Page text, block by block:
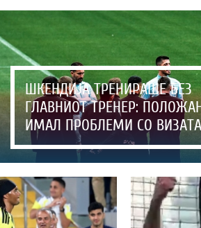
ШКЕНДИЈА ТРЕНИРАШЕ БЕЗ
ГЛАВНИОТ ТРЕНЕР:
ИМАЛ ПРОБЛЕМИ СО